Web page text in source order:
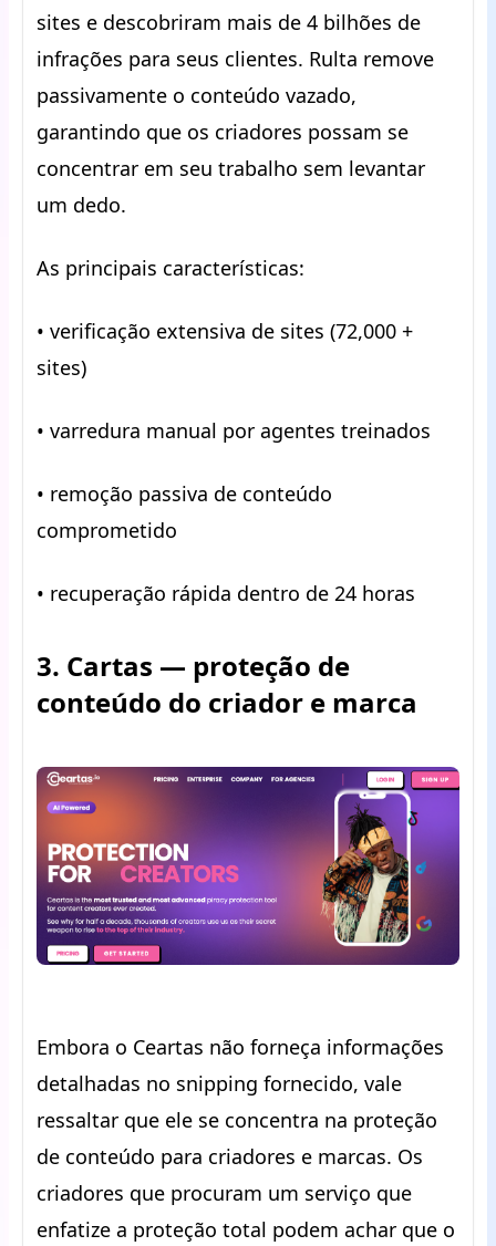
sites e descobriram mais de 4 bilhões de
infrações para seus clientes. Rulta remove
passivamente o conteúdo vazado,
garantindo que os criadores possam se
concentrar em seu trabalho sem levantar
um dedo.
As principais características:
• verificação extensiva de sites (72,000 +
sites)
• varredura manual por agentes treinados
• remoção passiva de conteúdo
comprometido
• recuperação rápida dentro de 24 horas
3. Cartas — proteção de
conteúdo do criador e marca
Embora o Ceartas não forneça informações
detalhadas no snipping fornecido, vale
ressaltar que ele se concentra na proteção
de conteúdo para criadores e marcas. Os
criadores que procuram um serviço que
enfatize a proteção total podem achar que o